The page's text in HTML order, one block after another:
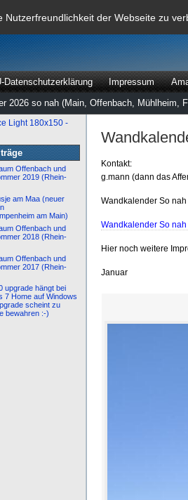
der Webseite zu
rate mal
Datenschutzerklärung Impressum
2026 so nah (Main, Offenbach, Mühlheim,
Offenbach und
2019 (Rhein-
am Maa (neuer
am Main)
Offenbach und
2018 (Rhein-
Offenbach und
2017 (Rhein-
upgrade hängt bei
7 Home auf Windows
scheint zu
bewahren :-)
Kontakt:
g.mann (dann das
Wandkalender So
Wandkalender So
Hier noch weitere
Januar